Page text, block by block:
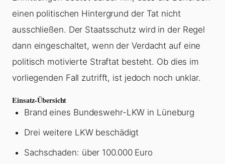
einen politischen Hintergrund der Tat nicht
ausschließen. Der Staatsschutz wird in der Regel
dann eingeschaltet, wenn der Verdacht auf eine
politisch motivierte Straftat besteht. Ob dies im
vorliegenden Fall zutrifft, ist jedoch noch unklar.
Einsatz-Übersicht
Brand eines Bundeswehr-LKW in Lüneburg
Drei weitere LKW beschädigt
Sachschaden: über 100.000 Euro